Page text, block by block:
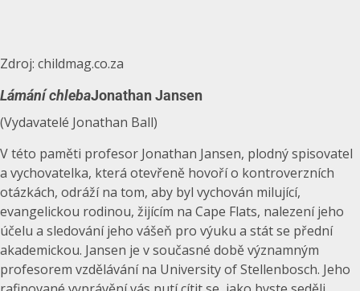
Zdroj: childmag.co.za
Lámání chlebaJonathan Jansen
(Vydavatelé Jonathan Ball)
V této paměti profesor Jonathan Jansen, plodný spisovatel
a vychovatelka, která otevřeně hovoří o kontroverzních
otázkách, odráží na tom, aby byl vychován milující,
evangelickou rodinou, žijícím na Cape Flats, nalezení jeho
účelu a sledování jeho vášeň pro výuku a stát se přední
akademickou. Jansen je v současné době významným
profesorem vzdělávání na University of Stellenbosch. Jeho